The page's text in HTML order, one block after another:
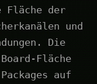
Fläche der
und
Die
Fläche
auf